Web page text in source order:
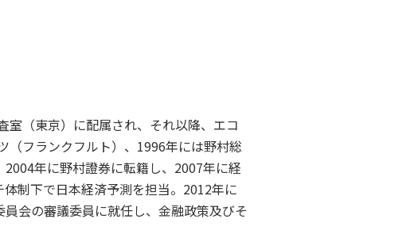
室（東京）に配属され、それ以降、エコ
（フランクフルト）、1996年には野村総
年に野村證券に転籍し、2007年に経
制下で日本経済予測を担当。2012年に
会の審議委員に就任し、金融政策及びそ